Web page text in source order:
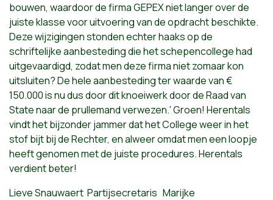
bouwen, waardoor de firma GEPEX niet langer over de
juiste klasse voor uitvoering van de opdracht beschikte.
Deze wijzigingen stonden echter haaks op de
schriftelijke aanbesteding die het schepencollege had
uitgevaardigd, zodat men deze firma niet zomaar kon
uitsluiten? De hele aanbesteding ter waarde van €
150.000 is nu dus door dit knoeiwerk door de Raad van
State naar de prullemand verwezen.' Groen! Herentals
vindt het bijzonder jammer dat het College weer in het
stof bijt bij de Rechter, en alweer omdat men een loopje
heeft genomen met de juiste procedures. Herentals
verdient beter!
Lieve Snauwaert Partijsecretaris Marijke